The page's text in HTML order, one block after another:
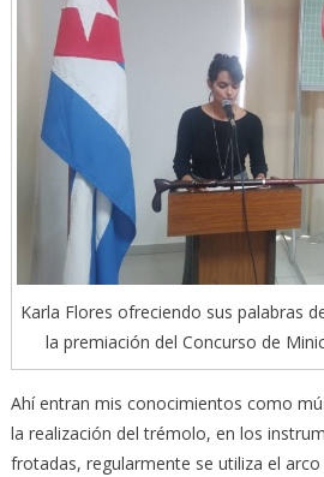
Karla Flores ofreciendo sus palabras
la premiación del Concurso de
Ahí entran mis conocimientos como
la realización del trémolo, en los
frotadas, regularmente se utiliza el